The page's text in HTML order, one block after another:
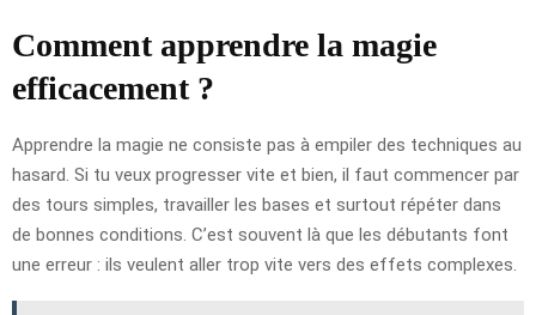
Comment apprendre la magie
efficacement ?
Apprendre la magie ne consiste pas à empiler des techniques au
hasard. Si tu veux progresser vite et bien, il faut commencer par
des tours simples, travailler les bases et surtout répéter dans
de bonnes conditions. C’est souvent là que les débutants font
une erreur : ils veulent aller trop vite vers des effets complexes.